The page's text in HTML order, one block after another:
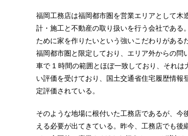
|
福岡工務店は福岡都市圏を営業エリアとして木
計・施工と不動産の取り扱いを行う会社である
ために家を作りたいという強いこだわりがある
福岡都市圏と限定しており、エリア外からの
車で 1 時間の範囲とほぼ一致しており、それ
い評価を受けており、国土交通省住宅履歴情
定評価されている。
そのような地場に根付いた工務店であるが、今
える必要が出てきている。昨今、工務店でも後